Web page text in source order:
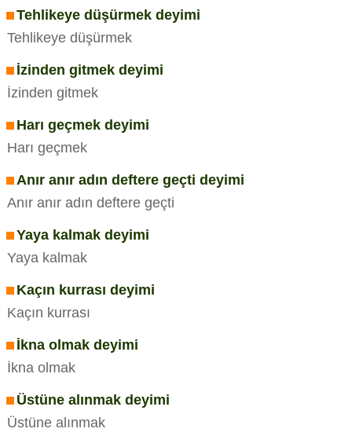
Tehlikeye düşürmek deyimi
Tehlikeye düşürmek
İzinden gitmek deyimi
İzinden gitmek
Harı geçmek deyimi
Harı geçmek
Anır anır adın deftere geçti deyimi
Anır anır adın deftere geçti
Yaya kalmak deyimi
Yaya kalmak
Kaçın kurrası deyimi
Kaçın kurrası
İkna olmak deyimi
İkna olmak
Üstüne alınmak deyimi
Üstüne alınmak